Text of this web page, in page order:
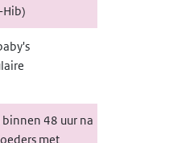
Hib)
48 uur na
met